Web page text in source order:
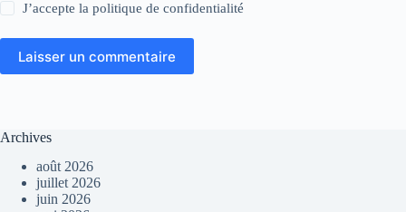
J’accepte lapolitique de confidentialité
Laisser un commentaire
Archives
août 2026
juillet 2026
juin 2026